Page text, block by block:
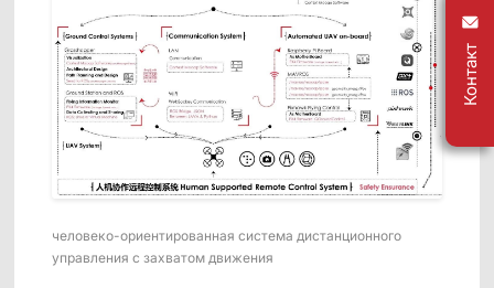
человеко-ориентированная система дистанционного
управления с захватом движения
Контакт